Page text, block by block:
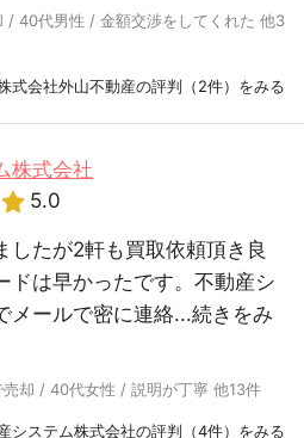
/ 40代男性 / 金額交渉をしてくれた 他3
式会社外山不動産の評判（2件）をみる
株式会社
5.0
したが2軒も買取依頼頂き良
ドは早かったです。不動産シ
メールで密に連絡...続きをみ
却 / 40代女性 / 説明が丁寧 他13件
システム株式会社の評判（4件）をみる